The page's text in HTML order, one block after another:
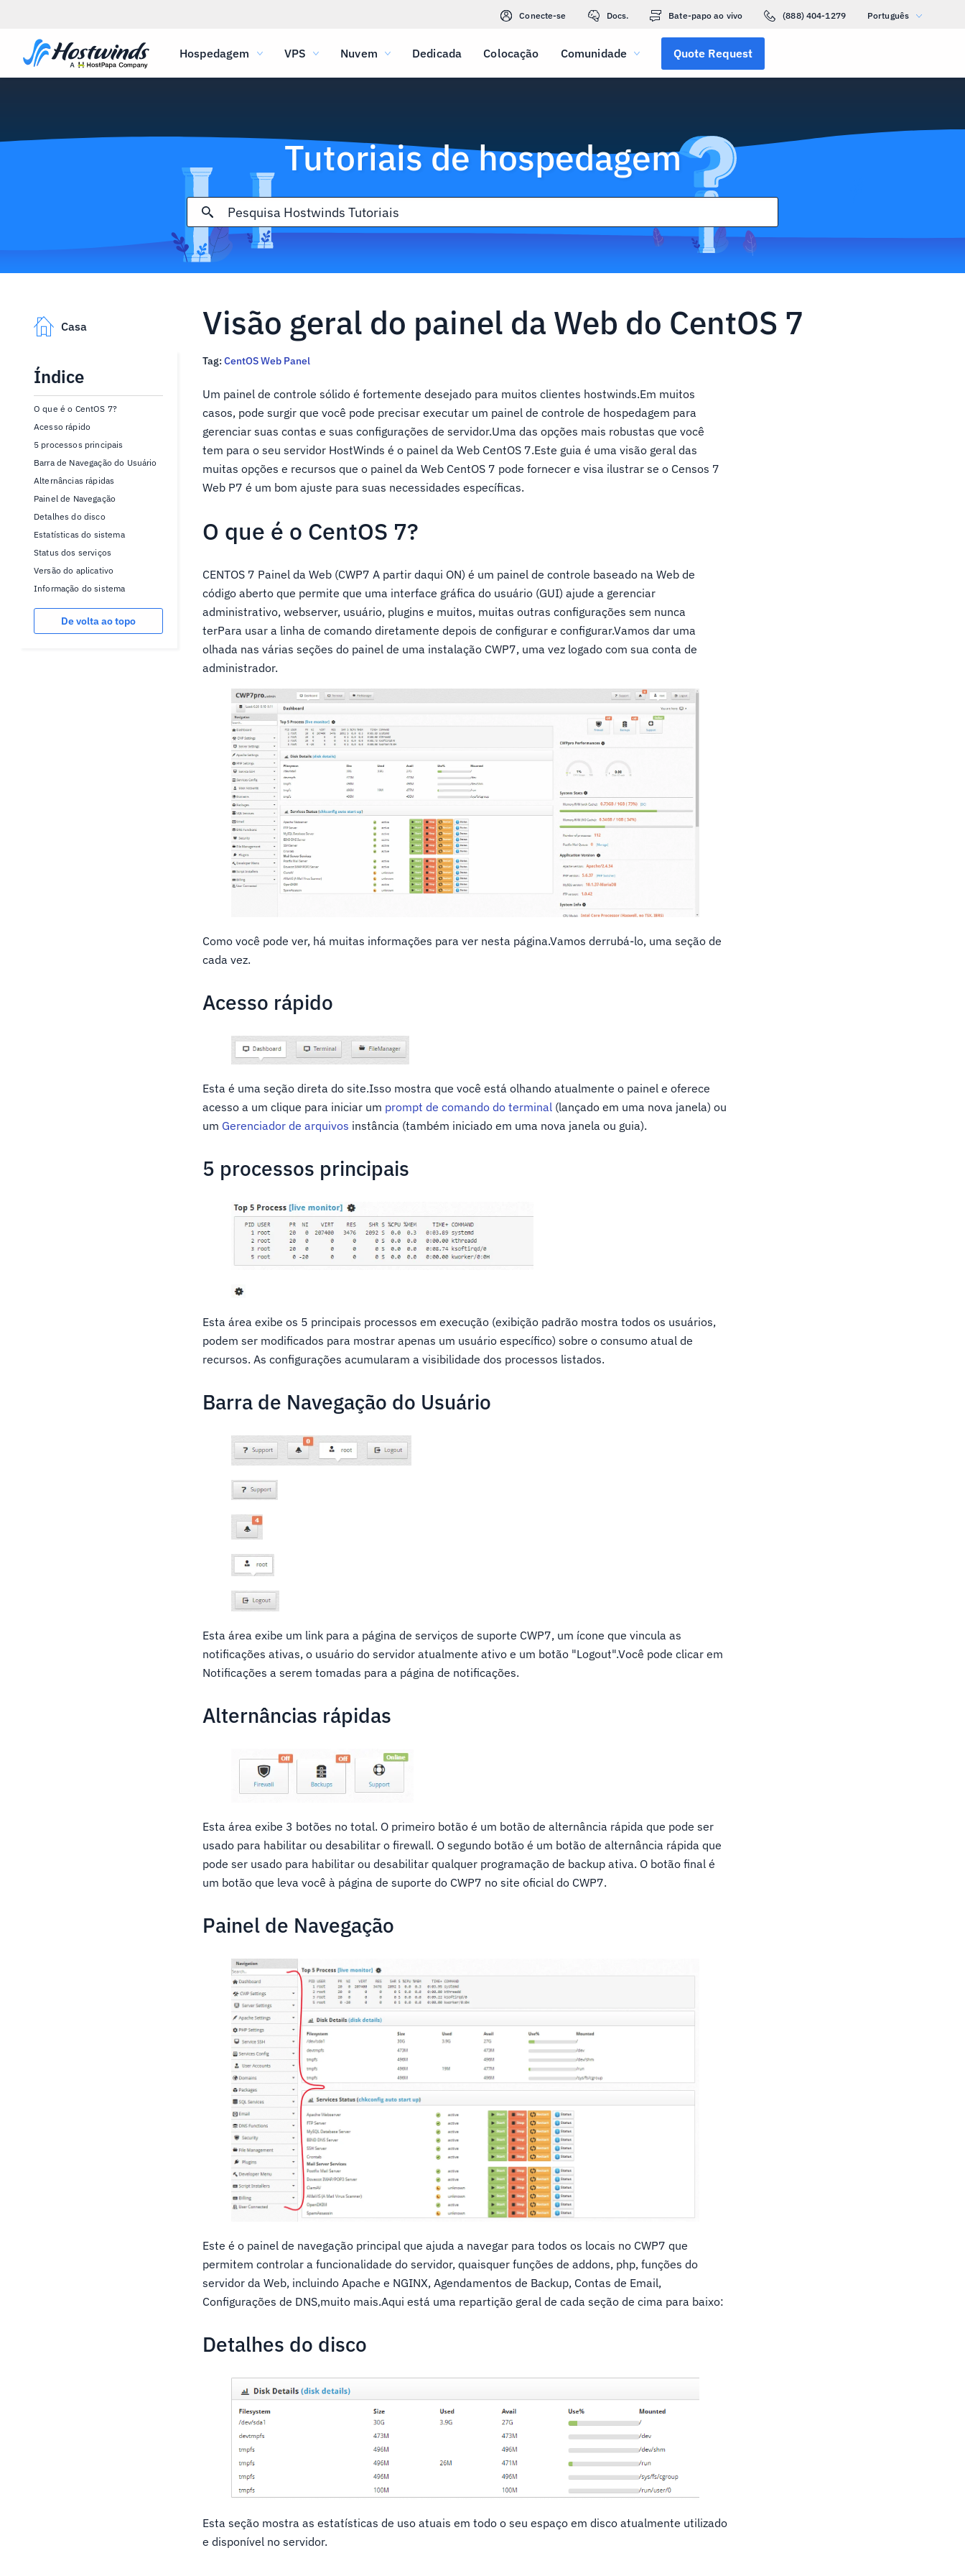
Conecte-se Docs. Bate-papo ao vivo (888) 404-1279 Português
Hospedagem VPS Nuvem Dedicada Colocação Comunidade Quote Request
Tutoriais de hospedagem
Casa
Índice
O que é o CentOS 7?
Acesso rápido
5 processos principais
Barra de Navegação do Usuário
Alternâncias rápidas
Painel de Navegação
Detalhes do disco
Estatísticas do sistema
Status dos serviços
Versão do aplicativo
Informação do sistema
De volta ao topo
Visão geral do painel da Web do CentOS 7
Tag: CentOS Web Panel
Um painel de controle sólido é fortemente desejado para muitos clientes hostwinds.Em muitos
casos, pode surgir que você pode precisar executar um painel de controle de hospedagem para
gerenciar suas contas e suas configurações de servidor.Uma das opções mais robustas que você
tem para o seu servidor HostWinds é o painel da Web CentOS 7.Este guia é uma visão geral das
muitas opções e recursos que o painel da Web CentOS 7 pode fornecer e visa ilustrar se o Censos 7
Web P7 é um bom ajuste para suas necessidades específicas.
O que é o CentOS 7?
CENTOS 7 Painel da Web (CWP7 A partir daqui ON) é um painel de controle baseado na Web de
código aberto que permite que uma interface gráfica do usuário (GUI) ajude a gerenciar
administrativo, webserver, usuário, plugins e muitos, muitas outras configurações sem nunca
terPara usar a linha de comando diretamente depois de configurar e configurar.Vamos dar uma
olhada nas várias seções do painel de uma instalação CWP7, uma vez logado com sua conta de
administrador.
Como você pode ver, há muitas informações para ver nesta página.Vamos derrubá-lo, uma seção de
cada vez.
Acesso rápido
Esta é uma seção direta do site.Isso mostra que você está olhando atualmente o painel e oferece
acesso a um clique para iniciar um prompt de comando do terminal (lançado em uma nova janela) ou
um Gerenciador de arquivos instância (também iniciado em uma nova janela ou guia).
5 processos principais
Esta área exibe os 5 principais processos em execução (exibição padrão mostra todos os usuários,
podem ser modificados para mostrar apenas um usuário específico) sobre o consumo atual de
recursos. As configurações acumularam a visibilidade dos processos listados.
Barra de Navegação do Usuário
Esta área exibe um link para a página de serviços de suporte CWP7, um ícone que vincula as
notificações ativas, o usuário do servidor atualmente ativo e um botão "Logout".Você pode clicar em
Notificações a serem tomadas para a página de notificações.
Alternâncias rápidas
Esta área exibe 3 botões no total. O primeiro botão é um botão de alternância rápida que pode ser
usado para habilitar ou desabilitar o firewall. O segundo botão é um botão de alternância rápida que
pode ser usado para habilitar ou desabilitar qualquer programação de backup ativa. O botão final é
um botão que leva você à página de suporte do CWP7 no site oficial do CWP7.
Painel de Navegação
Este é o painel de navegação principal que ajuda a navegar para todos os locais no CWP7 que
permitem controlar a funcionalidade do servidor, quaisquer funções de addons, php, funções do
servidor da Web, incluindo Apache e NGINX, Agendamentos de Backup, Contas de Email,
Configurações de DNS,muito mais.Aqui está uma repartição geral de cada seção de cima para baixo:
Detalhes do disco
Esta seção mostra as estatísticas de uso atuais em todo o seu espaço em disco atualmente utilizado
e disponível no servidor.